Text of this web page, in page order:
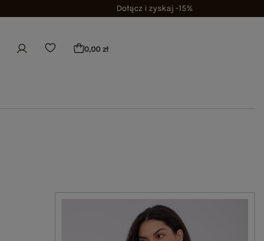
Dołącz i zyskaj -15%
0,00 zł